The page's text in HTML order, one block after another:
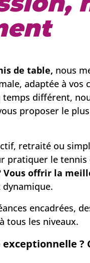
de table, nous
adaptée à vos
différent,
proposer le
retraité ou
pratiquer le tennis
Vous offrir la
dynamique.
encadrées,
tous les niveaux.
?